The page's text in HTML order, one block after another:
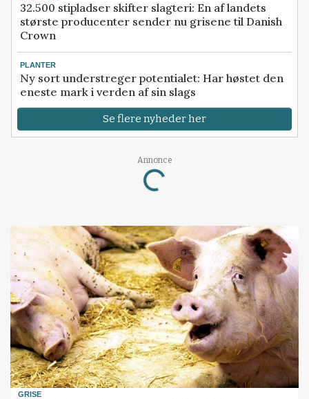
32.500 stipladser skifter slagteri: En af landets
største producenter sender nu grisene til Danish
Crown
PLANTER
Ny sort understreger potentialet: Har høstet den
eneste mark i verden af sin slags
Se flere nyheder her
Annonce
Loading...
GRISE